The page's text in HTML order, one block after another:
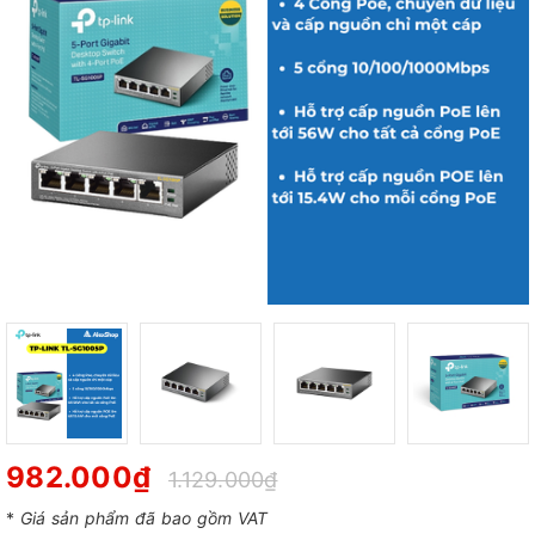
982.000₫ 1.129.000₫
* Giá sản phẩm đã bao gồm VAT